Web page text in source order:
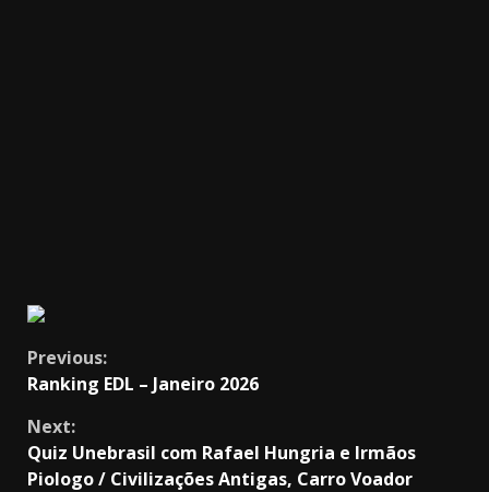
Continue
Reading
Previous:
Ranking EDL – Janeiro 2026
Next:
Quiz Unebrasil com Rafael Hungria e Irmãos
Piologo / Civilizações Antigas, Carro Voador